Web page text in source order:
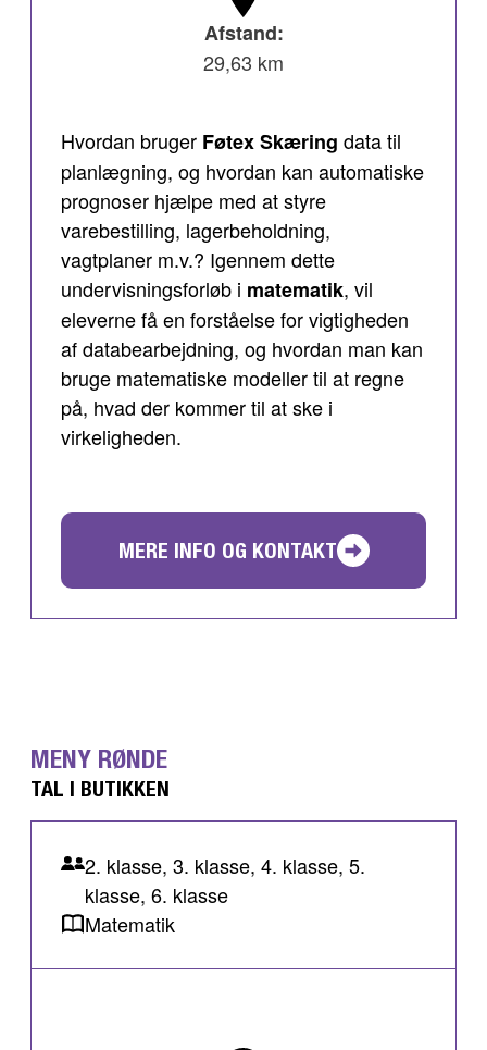
Afstand:
29,63 km
Hvordan bruger Føtex Skæring data til
planlægning, og hvordan kan automatiske
prognoser hjælpe med at styre
varebestilling, lagerbeholdning,
vagtplaner m.v.? Igennem dette
undervisningsforløb i matematik, vil
eleverne få en forståelse for vigtigheden
af databearbejdning, og hvordan man kan
bruge matematiske modeller til at regne
på, hvad der kommer til at ske i
virkeligheden.
MERE INFO OG KONTAKT
MENY RØNDE
TAL I BUTIKKEN
2. klasse, 3. klasse, 4. klasse, 5.
klasse, 6. klasse
Matematik